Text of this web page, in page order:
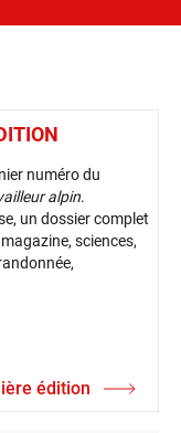
numéro du
alpin.
un dossier complet
sciences,
édition